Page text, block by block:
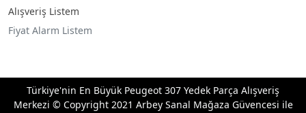
Alışveriş Listem
Fiyat Alarm Listem
Türkiye'nin En Büyük Peugeot 307 Yedek Parça Alışveriş
Merkezi © Copyright 2021 Arbey Sanal Mağaza Güvencesi ile